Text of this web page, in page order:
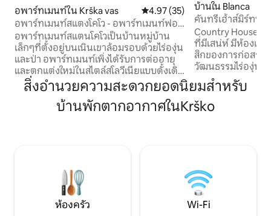
อพาร์ทเมนท์ใน Krška vas คะแนนเฉลี่ย 4.97 จาก 5, 35 รีวิว
4.97 (35)
อพาร์ทเมนท์สแตงโคโว - อพาร์ทเมนท์ฟอน
ตาน่าหนอนห้องนอน
อพาร์ทเมนท์สแตนโคโวเป็นบ้านหมู่บ้าน
เล็กๆที่ตั้งอยู่บนเนินเขาล้อมรอบด้วยไร่องุ่น
และป่า อพาร์ทเมนท์เพิ่งได้รับการต่ออายุ
และตกแต่งใหม่ในสไตล์สโลวีเนียแบบดั้งเดิม
ภายในบ้านมีอพาร์ทเมนท์ 1 หลังและห้อง
สตูดิโอ 1 ห้องและทั้ง 2 ห้องรองรับผู้เข้าพัก
ได้ 2 คน อพาร์ทเมนท์มีห้องครัวที่มีอุปกรณ์
ฉันมีห้องนั่งเล่นที่กว้างขวางพร้อมเตียง
แบบดึงออกทีวีโซฟาและห้องครัวที่สูงขึ้นไม่
กี่ขั้นพร้อมโต๊ะรับประทานอาหาร จาก
ระเบียงและสวนคุณสามารถเพลิดเพลินไป
บ้านใน Blanca
คันทรีเฮ้าส์มิร์ทพร้
น่า
Country House
ที่มีเสน่ห์ มีห้องเก็บ
สิกของการก่อสร้า
วัฒนธรรมไร่องุ่นพ
สวยงามทำจากไม้
และระเบียงพร้อม
เนินเขาของหมู่บ้า
บลังกา คันทรีเฮ้าส์
Country House
ด้วยรายละเอียด
ความปรารถนาข
และสันทนาการใน
สิ่งอำนวยความสะดวกยอดนิยมสำหรับ
บ้านพักตากอากาศในKrško
ห้องครัว Wi-Fi